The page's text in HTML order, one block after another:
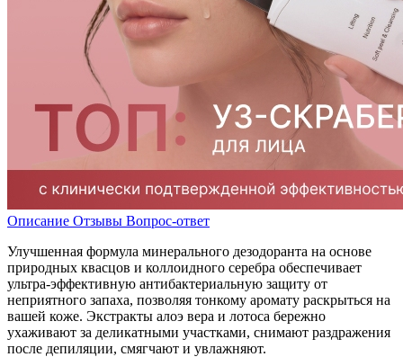
Описание Отзывы Вопрос-ответ
Улучшенная формула минерального дезодоранта на основе
природных квасцов и коллоидного серебра обеспечивает
ультра-эффективную антибактериальную защиту от
неприятного запаха, позволяя тонкому аромату раскрыться на
вашей коже. Экстракты алоэ вера и лотоса бережно
ухаживают за деликатными участками, снимают раздражения
после депиляции, смягчают и увлажняют.